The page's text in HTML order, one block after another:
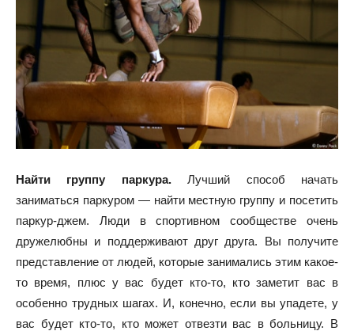
Найти группу паркура.Лучший способ начать
заниматься паркуром — найти местную группу и посетить
паркур-джем. Люди в спортивном сообществе очень
дружелюбны и поддерживают друг друга. Вы получите
представление от людей, которые занимались этим какое-
то время, плюс у вас будет кто-то, кто заметит вас в
особенно трудных шагах. И, конечно, если вы упадете, у
вас будет кто-то, кто может отвезти вас в больницу. В